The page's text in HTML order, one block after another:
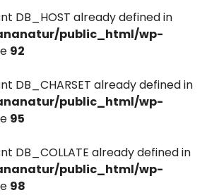
DB_HOST already defined in
public_html/wp-
92
DB_CHARSET already defined in
public_html/wp-
95
DB_COLLATE already defined in
public_html/wp-
98